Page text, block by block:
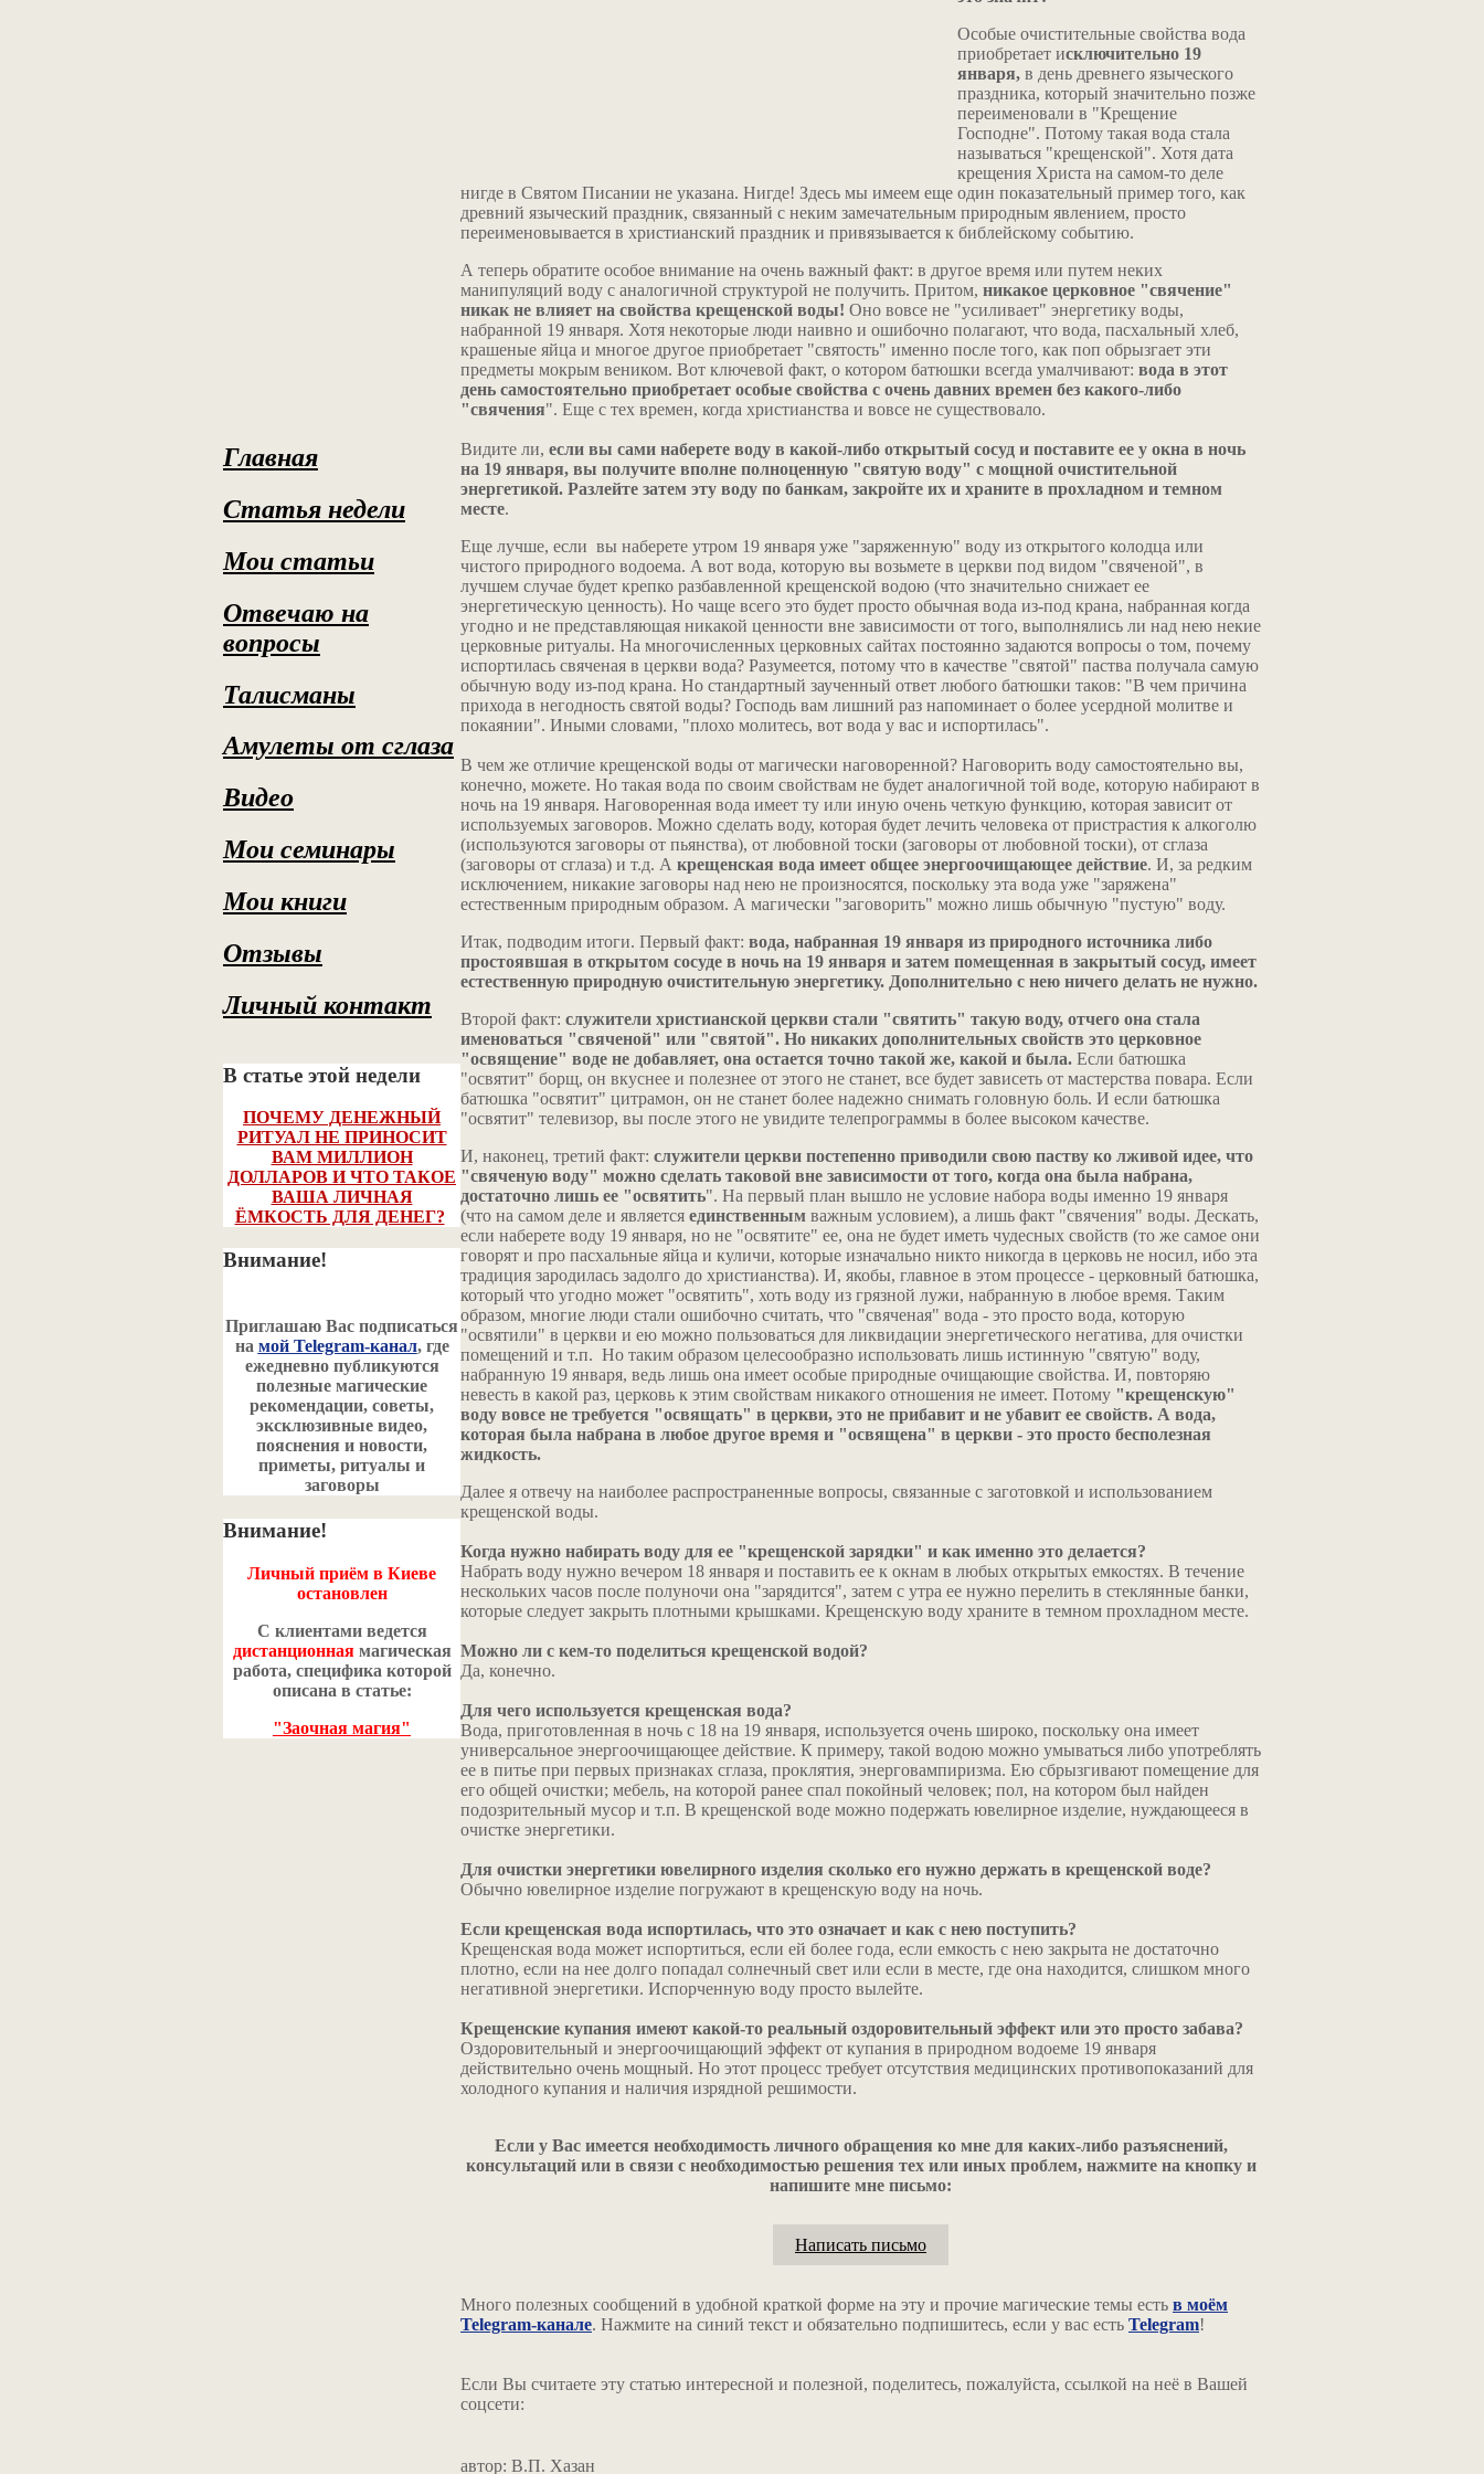
Главная
Статья недели
Мои статьи
Отвечаю на
вопросы
Талисманы
Амулеты от сглаза
Видео
Мои семинары
Мои книги
Отзывы
Личный контакт
В статье этой недели
ПОЧЕМУ ДЕНЕЖНЫЙ
РИТУАЛ НЕ ПРИНОСИТ
ВАМ МИЛЛИОН
ДОЛЛАРОВ И ЧТО ТАКОЕ
ВАША ЛИЧНАЯ
ЁМКОСТЬ ДЛЯ ДЕНЕГ?
Внимание!
Приглашаю Вас подписаться
на мой Telegram-канал, где
ежедневно публикуются
полезные магические
рекомендации, советы,
эксклюзивные видео,
пояснения и новости,
приметы, ритуалы и
заговоры
Внимание!
Личный приём в Киеве
остановлен
С клиентами ведется
дистанционнаямагическая
работа, специфика которой
описана в статье:
"Заочная магия"
Особые очистительные свойства вода
приобретает исключительно 19
января, в день древнего языческого
праздника, который значительно позже
переименовали в "Крещение
Господне". Потому такая вода стала
называться "крещенской". Хотя дата
крещения Христа на самом-то деле
нигде в Святом Писании не указана. Нигде! Здесь мы имеем еще один показательный пример того, как
древний языческий праздник, связанный с неким замечательным природным явлением, просто
переименовывается в христианский праздник и привязывается к библейскому событию.
А теперь обратите особое внимание на очень важный факт: в другое время или путем неких
манипуляций воду с аналогичной структурой не получить. Притом, никакое церковное "свячение"
никак не влияет на свойства крещенской воды! Оно вовсе не "усиливает" энергетику воды,
набранной 19 января. Хотя некоторые люди наивно и ошибочно полагают, что вода, пасхальный хлеб,
крашеные яйца и многое другое приобретает "святость" именно после того, как поп обрызгает эти
предметы мокрым веником. Вот ключевой факт, о котором батюшки всегда умалчивают: вода в этот
день самостоятельно приобретает особые свойства с очень давних времен без какого-либо
"свячения". Еще с тех времен, когда христианства и вовсе не существовало.
Видите ли, если вы сами наберете воду в какой-либо открытый сосуд и поставите ее у окна в ночь
на 19 января, вы получите вполне полноценную "святую воду" с мощной очистительной
энергетикой. Разлейте затем эту воду по банкам, закройте их и храните в прохладном и темном
месте.
Еще лучше, если вы наберете утром 19 января уже "заряженную" воду из открытого колодца или
чистого природного водоема. А вот вода, которую вы возьмете в церкви под видом "свяченой", в
лучшем случае будет крепко разбавленной крещенской водою (что значительно снижает ее
энергетическую ценность). Но чаще всего это будет просто обычная вода из-под крана, набранная когда
угодно и не представляющая никакой ценности вне зависимости от того, выполнялись ли над нею некие
церковные ритуалы. На многочисленных церковных сайтах постоянно задаются вопросы о том, почему
испортилась свяченая в церкви вода? Разумеется, потому что в качестве "святой" паства получала самую
обычную воду из-под крана. Но стандартный заученный ответ любого батюшки таков: "В чем причина
прихода в негодность святой воды? Господь вам лишний раз напоминает о более усердной молитве и
покаянии". Иными словами, "плохо молитесь, вот вода у вас и испортилась".
В чем же отличие крещенской воды от магически наговоренной? Наговорить воду самостоятельно вы,
конечно, можете. Но такая вода по своим свойствам не будет аналогичной той воде, которую набирают в
ночь на 19 января. Наговоренная вода имеет ту или иную очень четкую функцию, которая зависит от
используемых заговоров. Можно сделать воду, которая будет лечить человека от пристрастия к алкоголю
(используются заговоры от пьянства), от любовной тоски (заговоры от любовной тоски), от сглаза
(заговоры от сглаза) и т.д. А крещенская вода имеет общее энергоочищающее действие. И, за редким
исключением, никакие заговоры над нею не произносятся, поскольку эта вода уже "заряжена"
естественным природным образом. А магически "заговорить" можно лишь обычную "пустую" воду.
Итак, подводим итоги. Первый факт: вода, набранная 19 января из природного источника либо
простоявшая в открытом сосуде в ночь на 19 января и затем помещенная в закрытый сосуд, имеет
естественную природную очистительную энергетику. Дополнительно с нею ничего делать не нужно.
Второй факт: служители христианской церкви стали "святить" такую воду, отчего она стала
именоваться "свяченой" или "святой". Но никаких дополнительных свойств это церковное
"освящение" воде не добавляет, она остается точно такой же, какой и была. Если батюшка
"освятит" борщ, он вкуснее и полезнее от этого не станет, все будет зависеть от мастерства повара. Если
батюшка "освятит" цитрамон, он не станет более надежно снимать головную боль. И если батюшка
"освятит" телевизор, вы после этого не увидите телепрограммы в более высоком качестве.
И, наконец, третий факт: служители церкви постепенно приводили свою паству ко лживой идее, что
"свяченую воду" можно сделать таковой вне зависимости от того, когда она была набрана,
достаточно лишь ее "освятить". На первый план вышло не условие набора воды именно 19 января
(что на самом деле и является единственным важным условием), а лишь факт "свячения" воды. Дескать,
если наберете воду 19 января, но не "освятите" ее, она не будет иметь чудесных свойств (то же самое они
говорят и про пасхальные яйца и куличи, которые изначально никто никогда в церковь не носил, ибо эта
традиция зародилась задолго до христианства). И, якобы, главное в этом процессе - церковный батюшка,
который что угодно может "освятить", хоть воду из грязной лужи, набранную в любое время. Таким
образом, многие люди стали ошибочно считать, что "свяченая" вода - это просто вода, которую
"освятили" в церкви и ею можно пользоваться для ликвидации энергетического негатива, для очистки
помещений и т.п. Но таким образом целесообразно использовать лишь истинную "святую" воду,
набранную 19 января, ведь лишь она имеет особые природные очищающие свойства. И, повторяю
невесть в какой раз, церковь к этим свойствам никакого отношения не имеет. Потому "крещенскую"
воду вовсе не требуется "освящать" в церкви, это не прибавит и не убавит ее свойств. А вода,
которая была набрана в любое другое время и "освящена" в церкви - это просто бесполезная
жидкость.
Далее я отвечу на наиболее распространенные вопросы, связанные с заготовкой и использованием
крещенской воды.
Когда нужно набирать воду для ее "крещенской зарядки" и как именно это делается?
Набрать воду нужно вечером 18 января и поставить ее к окнам в любых открытых емкостях. В течение
нескольких часов после полуночи она "зарядится", затем с утра ее нужно перелить в стеклянные банки,
которые следует закрыть плотными крышками. Крещенскую воду храните в темном прохладном месте.
Можно ли с кем-то поделиться крещенской водой?
Да, конечно.
Для чего используется крещенская вода?
Вода, приготовленная в ночь с 18 на 19 января, используется очень широко, поскольку она имеет
универсальное энергоочищающее действие. К примеру, такой водою можно умываться либо употреблять
ее в питье при первых признаках сглаза, проклятия, энерговампиризма. Ею сбрызгивают помещение для
его общей очистки; мебель, на которой ранее спал покойный человек; пол, на котором был найден
подозрительный мусор и т.п. В крещенской воде можно подержать ювелирное изделие, нуждающееся в
очистке энергетики.
Для очистки энергетики ювелирного изделия сколько его нужно держать в крещенской воде?
Обычно ювелирное изделие погружают в крещенскую воду на ночь.
Если крещенская вода испортилась, что это означает и как с нею поступить?
Крещенская вода может испортиться, если ей более года, если емкость с нею закрыта не достаточно
плотно, если на нее долго попадал солнечный свет или если в месте, где она находится, слишком много
негативной энергетики. Испорченную воду просто вылейте.
Крещенские купания имеют какой-то реальный оздоровительный эффект или это просто забава?
Оздоровительный и энергоочищающий эффект от купания в природном водоеме 19 января
действительно очень мощный. Но этот процесс требует отсутствия медицинских противопоказаний для
холодного купания и наличия изрядной решимости.
Если у Вас имеется необходимость личного обращения ко мне для каких-либо разъяснений,
консультаций или в связи с необходимостью решения тех или иных проблем, нажмите на кнопку и
напишите мне письмо:
Написать письмо
Много полезных сообщений в удобной краткой форме на эту и прочие магические темы есть в моём
Telegram-канале. Нажмите на синий текст и обязательно подпишитесь, если у вас есть Telegram!
Если Вы считаете эту статью интересной и полезной, поделитесь, пожалуйста, ссылкой на неё в Вашей
соцсети:
автор: В.П. Хазан